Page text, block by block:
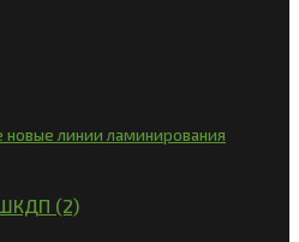
новые линии ламинирования